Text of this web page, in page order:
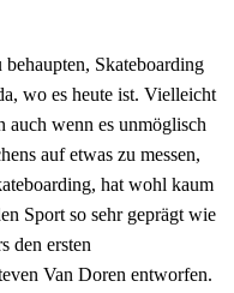
Skateboarding
wo es heute ist. Vielleicht
auch wenn es unmöglisch
auf etwas zu messen,
hat wohl kaum
Sport so sehr geprägt wie
den ersten
Van Doren entworfen.